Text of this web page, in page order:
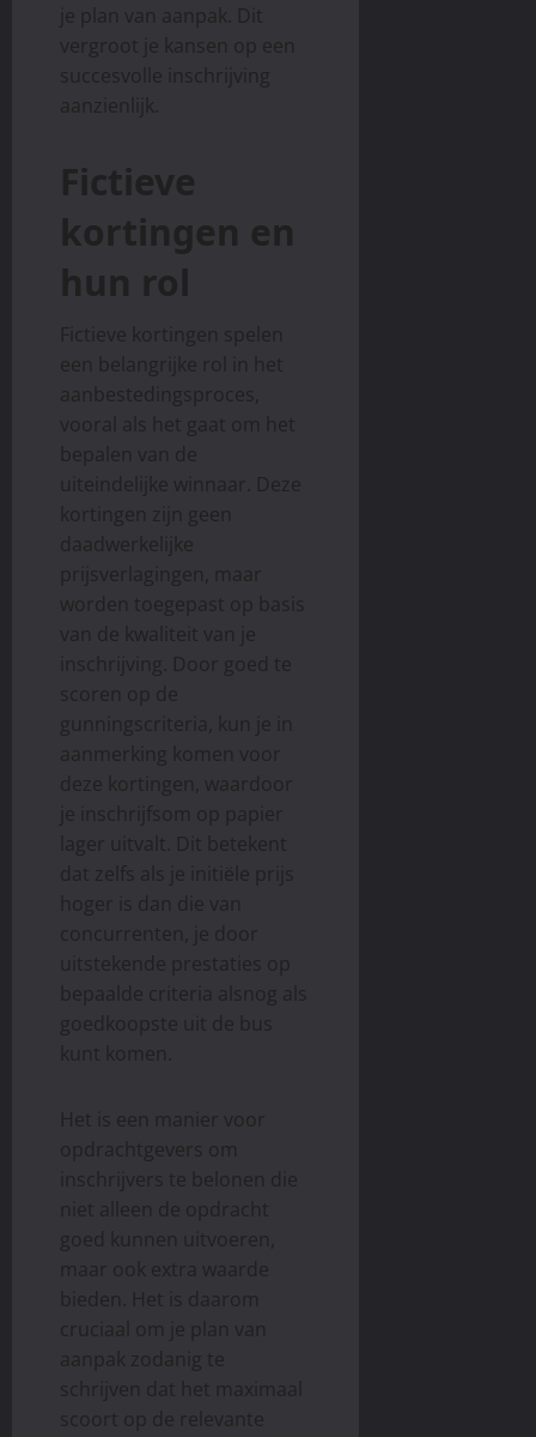
je plan van aanpak. Dit
vergroot je kansen op een
succesvolle inschrijving
aanzienlijk.
Fictieve
kortingen en
hun rol
Fictieve kortingen spelen
een belangrijke rol in het
aanbestedingsproces,
vooral als het gaat om het
bepalen van de
uiteindelijke winnaar. Deze
kortingen zijn geen
daadwerkelijke
prijsverlagingen, maar
worden toegepast op basis
van de kwaliteit van je
inschrijving. Door goed te
scoren op de
gunningscriteria, kun je in
aanmerking komen voor
deze kortingen, waardoor
je inschrijfsom op papier
lager uitvalt. Dit betekent
dat zelfs als je initiële prijs
hoger is dan die van
concurrenten, je door
uitstekende prestaties op
bepaalde criteria alsnog als
goedkoopste uit de bus
kunt komen.
Het is een manier voor
opdrachtgevers om
inschrijvers te belonen die
niet alleen de opdracht
goed kunnen uitvoeren,
maar ook extra waarde
bieden. Het is daarom
cruciaal om je plan van
aanpak zodanig te
schrijven dat het maximaal
scoort op de relevante